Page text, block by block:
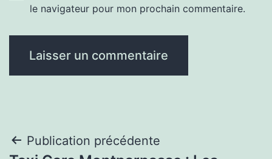
le navigateur pour mon prochain commentaire.
Navigation
Publication précédente